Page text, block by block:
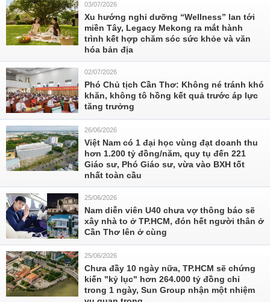
03/07/2026
Xu hướng nghỉ dưỡng “Wellness” lan tới
miền Tây, Legacy Mekong ra mắt hành
trình kết hợp chăm sóc sức khỏe và văn
hóa bản địa
02/07/2026
Phó Chủ tịch Cần Thơ: Không né tránh khó
khăn, không tô hồng kết quả trước áp lực
tăng trưởng
26/06/2026
Việt Nam có 1 đại học vùng đạt doanh thu
hơn 1.200 tỷ đồng/năm, quy tụ đến 221
Giáo sư, Phó Giáo sư, vừa vào BXH tốt
nhất toàn cầu
25/06/2026
Nam diễn viên U40 chưa vợ thông báo sẽ
xây nhà to ở TP.HCM, đón hết người thân ở
Cần Thơ lên ở cùng
25/06/2026
Chưa đầy 10 ngày nữa, TP.HCM sẽ chứng
kiến "kỷ lục" hơn 264.000 tỷ đồng chỉ
trong 1 ngày, Sun Group nhận một nhiệm